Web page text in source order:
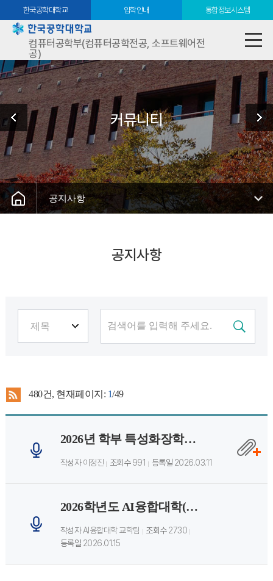
한국공학대학교 입학안내 통합정보시스템
컴퓨터공학부(컴퓨터공학전공, 소프트웨어전
공)
커뮤니티
공지사항
공지사항
480건, 현재페이지: 1/49
2026년 학부 특성화장학금 신청 안내(신청 기간 12.1~12.11)
작성자 이정진 조회수 991 등록일 2026.03.11
2026학년도 AI융합대학(컴퓨터공학부,게임공학과,인공지능학과) 교육과정 개편 안내
작성자AI융합대학 교학팀 조회수2730
등록일 2026.01.15